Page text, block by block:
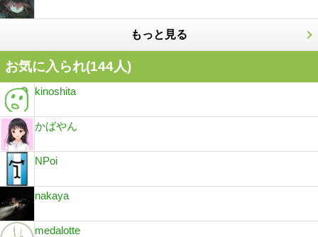
もっと見る
お気に入られ(144人)
kinoshita
かばやん
NPoi
nakaya
medalotte